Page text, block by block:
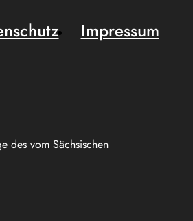
des vom Sächsischen
Impressum